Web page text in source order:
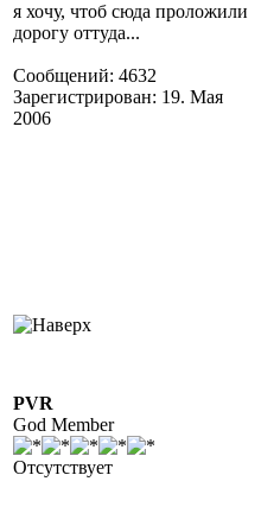
я хочу, чтоб сюда проложили
дорогу оттуда...
Сообщений: 4632
Зарегистрирован: 19. Мая
2006
PVR
God Member
Отсутствует